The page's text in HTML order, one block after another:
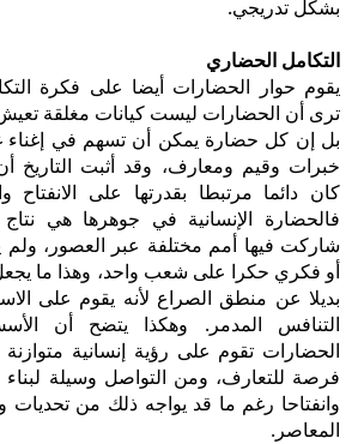
بشكل تدريجي.
التكامل الحضاري
يقوم حوار الحضارات أيضا على فكرة
ترى أن الحضارات ليست كيانات مغلقة
بل إن كل حضارة يمكن أن تسهم في إغناء
خبرات وقيم ومعارف، وقد أثبت التاريخ
كان دائما مرتبطا بقدرتها على الانفتاح
فالحضارة الإنسانية في جوهرها هي
شاركت فيها أمم مختلفة عبر العصور،
أو فكري حكرا على شعب واحد، وهذا ما
بديلا عن منطق الصراع لأنه يقوم على
التنافس المدمر. وهكذا يتضح أن
الحضارات تقوم على رؤية إنسانية
فرصة للتعارف، ومن التواصل وسيلة لبناء
وانفتاحا رغم ما قد يواجه ذلك من تحديات
المعاصر.